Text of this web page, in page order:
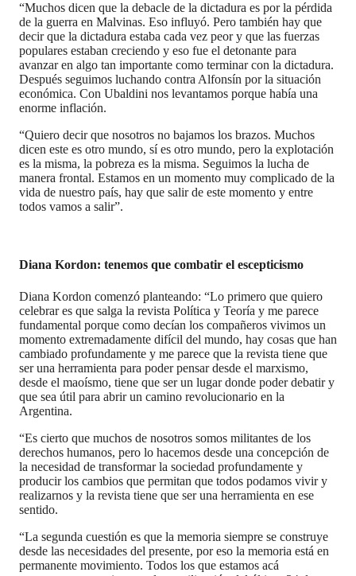
“Muchos dicen que la debacle de la dictadura es por la pérdida
de la guerra en Malvinas. Eso influyó. Pero también hay que
decir que la dictadura estaba cada vez peor y que las fuerzas
populares estaban creciendo y eso fue el detonante para
avanzar en algo tan importante como terminar con la dictadura.
Después seguimos luchando contra Alfonsín por la situación
económica. Con Ubaldini nos levantamos porque había una
enorme inflación.
“Quiero decir que nosotros no bajamos los brazos. Muchos
dicen este es otro mundo, sí es otro mundo, pero la explotación
es la misma, la pobreza es la misma. Seguimos la lucha de
manera frontal. Estamos en un momento muy complicado de la
vida de nuestro país, hay que salir de este momento y entre
todos vamos a salir”.
Diana Kordon: tenemos que combatir el escepticismo
Diana Kordon comenzó planteando: “Lo primero que quiero
celebrar es que salga la revista Política y Teoría y me parece
fundamental porque como decían los compañeros vivimos un
momento extremadamente difícil del mundo, hay cosas que han
cambiado profundamente y me parece que la revista tiene que
ser una herramienta para poder pensar desde el marxismo,
desde el maoísmo, tiene que ser un lugar donde poder debatir y
que sea útil para abrir un camino revolucionario en la
Argentina.
“Es cierto que muchos de nosotros somos militantes de los
derechos humanos, pero lo hacemos desde una concepción de
la necesidad de transformar la sociedad profundamente y
producir los cambios que permitan que todos podamos vivir y
realizarnos y la revista tiene que ser una herramienta en ese
sentido.
“La segunda cuestión es que la memoria siempre se construye
desde las necesidades del presente, por eso la memoria está en
permanente movimiento. Todos los que estamos acá